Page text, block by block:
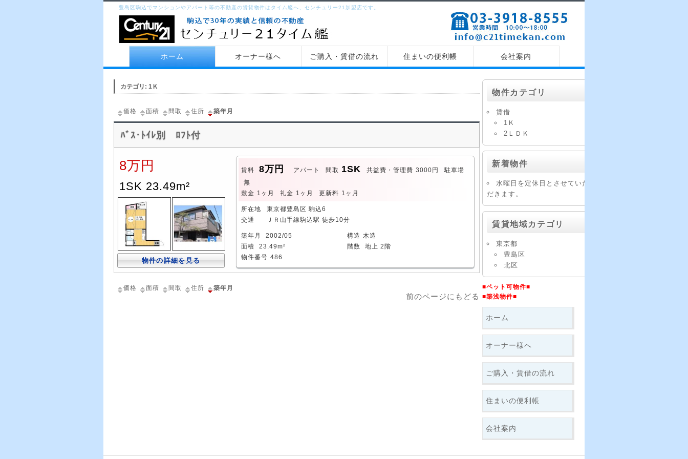
センチュリー21タイム艦
豊島区駒込でマンションやアパート等の不動産の賃貸物件はタイム艦へ、センチュリー21加盟店です。
豊島区駒込でマンションやアパート等の不動産の賃貸物件はタイム艦へ、センチュリー21加盟店です。
ホーム オーナー様へ ご購入・賃借の流れ 住まいの便利帳 会社案内
カテゴリ: 1Ｋ
価格 面積 間取 住所 築年月
ﾊﾞｽ･ﾄｲﾚ別 ﾛﾌﾄ付
8万円
1SK 23.49m²
物件の詳細を見る
賃料 8万円 アパート 間取 1SK 共益費・管理費 3000円
駐車場
無
敷金 1ヶ月 礼金 1ヶ月 更新料 1ヶ月
所在地
東京都豊島区 駒込6
交通
ＪＲ山手線駒込駅 徒歩10分
築年月 2002/05 構造 木造
面積
23.49m² 階数
地上 2階
物件番号 486
価格 面積 間取 住所 築年月
前のページにもどる
物件カテゴリ
賃借
1Ｋ
2ＬＤＫ
新着物件
水曜日を定休日とさせていた
だきます。
賃貸地域カテゴリ
東京都
豊島区
北区
■ペット可物件■
■築浅物件■
ホーム
オーナー様へ
ご購入・賃借の流れ
住まいの便利帳
会社案内